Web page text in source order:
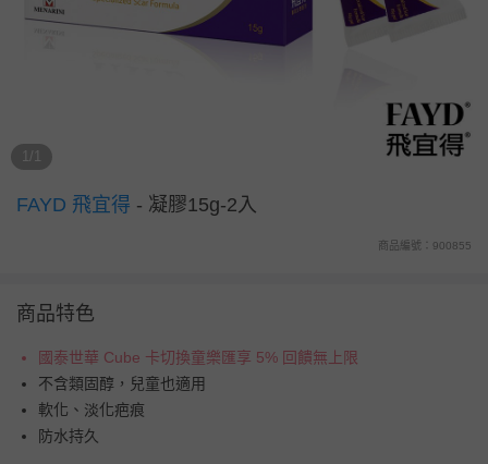
1/1
FAYD 飛宜得 - 凝膠15g-2入
商品編號：900855
商品特色
國泰世華 Cube 卡切換童樂匯享 5% 回饋無上限
不含類固醇，兒童也適用
軟化、淡化疤痕
防水持久